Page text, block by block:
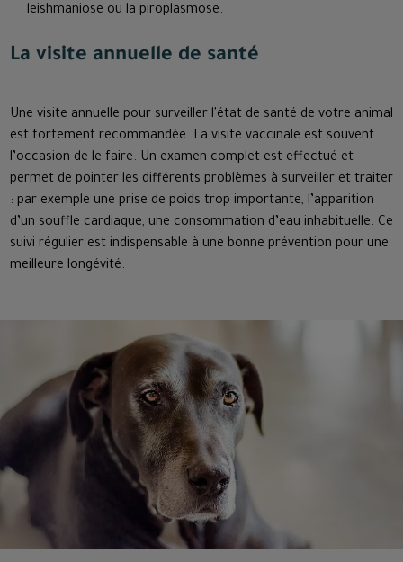
leishmaniose ou la piroplasmose.
La visite annuelle de santé
Une visite annuelle pour surveiller l'état de santé de votre animal
est fortement recommandée. La visite vaccinale est souvent
l’occasion de le faire. Un examen complet est effectué et
permet de pointer les différents problèmes à surveiller et traiter
: par exemple une prise de poids trop importante, l’apparition
d’un souffle cardiaque, une consommation d’eau inhabituelle. Ce
suivi régulier est indispensable à une bonne prévention pour une
meilleure longévité.